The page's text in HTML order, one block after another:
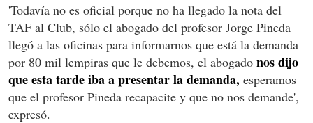
'Todavía no es oficial porque no ha llegado la nota del
TAF al Club, sólo el abogado del profesor Jorge Pineda
llegó a las oficinas para informarnos que está la demanda
por 80 mil lempiras que le debemos, el abogado nos dijo
que esta tarde iba a presentar la demanda, esperamos
que el profesor Pineda recapacite y que no nos demande',
expresó.